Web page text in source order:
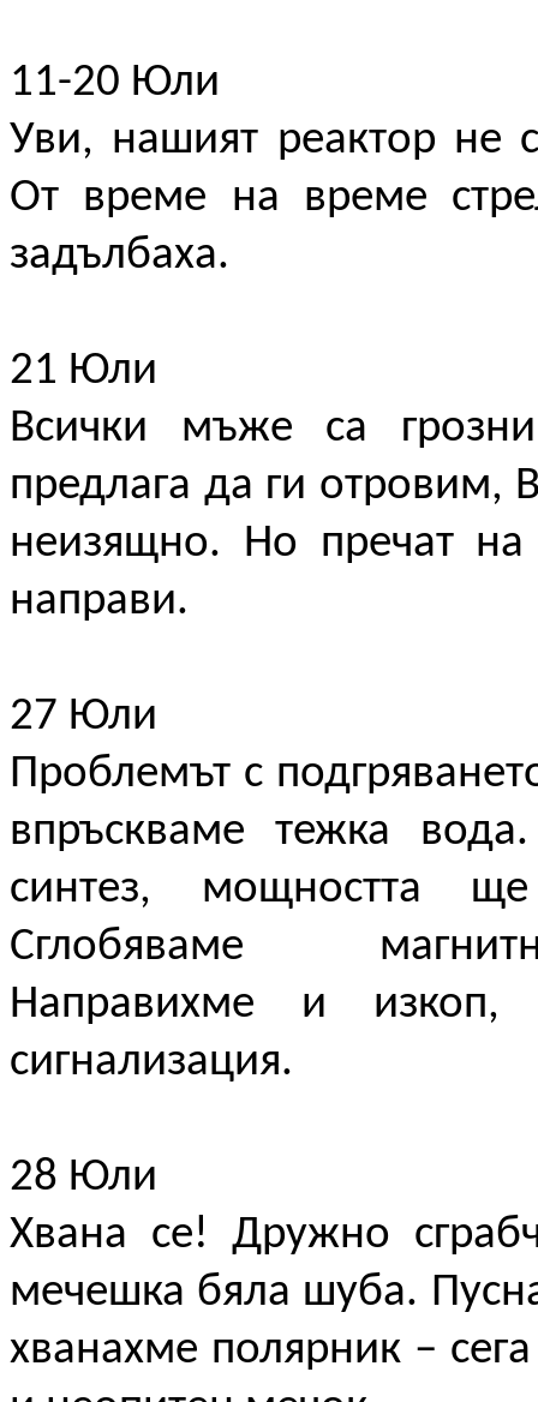
11-20 Юли
Уви, нашият реактор не
От време на време
задълбаха.
21 Юли
Всички мъже са
предлага да ги отровим,
неизящно. Но пречат
направи.
27 Юли
Проблемът с
впръскваме тежка
синтез, мощността
Сглобяваме
Направихме и
сигнализация.
28 Юли
Хвана се! Дружно
мечешка бяла шуба.
хванахме полярник –